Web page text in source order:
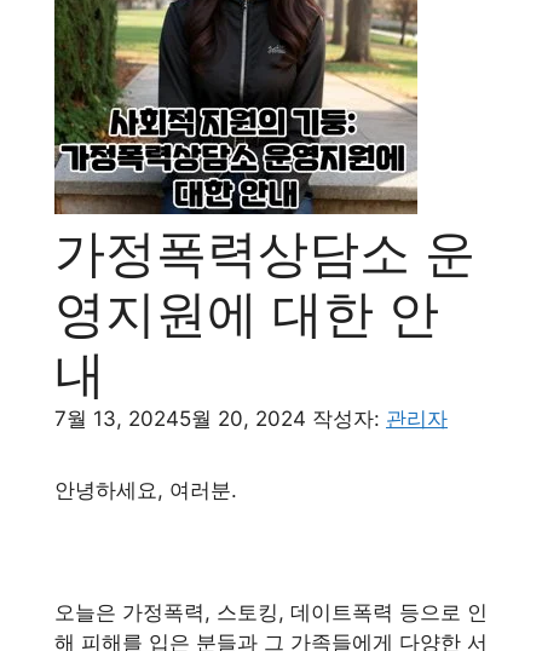
가정폭력상담소 운
영지원에 대한 안
내
7월 13, 20245월 20, 2024 작성자: 관리자
안녕하세요, 여러분.
오늘은 가정폭력, 스토킹, 데이트폭력 등으로 인
해 피해를 입은 분들과 그 가족들에게 다양한 서